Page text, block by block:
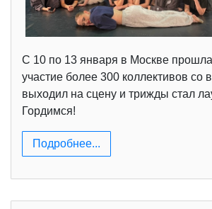
С 10 по 13 января в Москве
участие более 300 коллективов
выходил на сцену и трижды стал
Гордимся!
Подробнее...